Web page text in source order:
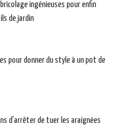
ingénieuses pour enfin
de jardin
pour donner du style à un pot de
d’arrêter de tuer les araignées